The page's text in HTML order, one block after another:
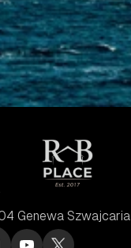
Genewa Szwajcaria